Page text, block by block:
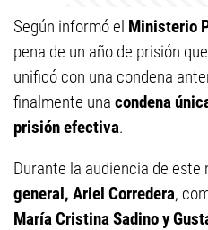
Según informó el Ministerio
pena de un año de prisión
unificó con una condena
finalmente una condena
prisión efectiva.
Durante la audiencia de
general, Ariel Corredera,
María Cristina Sadino y